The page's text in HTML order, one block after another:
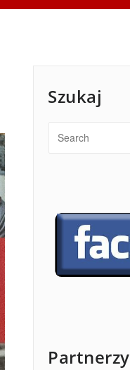
Szukaj
Partnerzy